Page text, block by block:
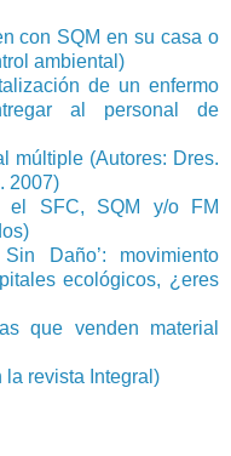
con SQM en su casa o
ambiental)
de un enfermo
al personal de
múltiple (Autores: Dres.
2007)
el SFC, SQM y/o FM
Daño’: movimiento
ecológicos, ¿eres
que venden material
la revista Integral)